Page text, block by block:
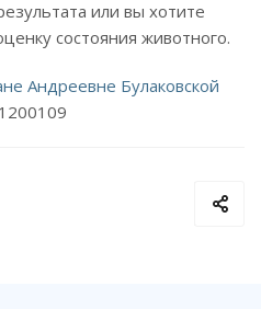
или вы хотите
состояния животного.
Андреевне Булаковской